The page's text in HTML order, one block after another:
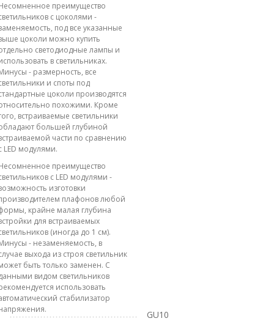
преимущество
с цоколями -
под все указанные
цоколи можно купить
светодиодные лампы и
в светильниках.
- размерность, все
и споты под
цоколи производятся
похожими. Кроме
встраиваемые светильники
большей глубиной
части по сравнению
LED модулями.
преимущество
с LED модулями -
изготовки
плафонов любой
крайне малая глубина
для встраиваемых
(иногда до 1 см).
- незаменяемость, в
выхода из строя светильник
быть только заменен. С
видом светильников
использовать
стабилизатор
GU10